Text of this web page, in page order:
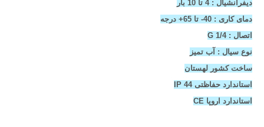
دیفرانشیال : 4 تا 10 بار
دمای کاری : 40- تا 65+ درجه
اتصال : 1/4 G
نوع سیال : آب تمیز
ساخت کشور لهستان
استاندارد حفاظتی IP 44
استاندارد اروپا CE